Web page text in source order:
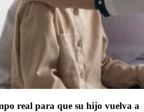
real para que su hijo vuelva a